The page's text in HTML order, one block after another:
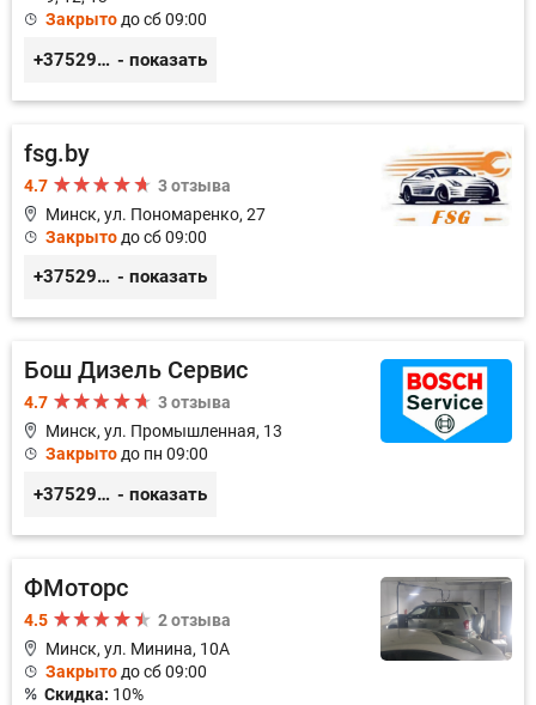
Закрыто до сб 09:00
+375296518100 - показать
fsg.by
4.7
3 отзыва
Минск, ул. Пономаренко, 27
Закрыто до сб 09:00
+375291882338 - показать
Бош Дизель Сервис
4.7
3 отзыва
Минск, ул. Промышленная, 13
Закрыто до пн 09:00
+375296309894 - показать
ФМоторс
4.5
2 отзыва
Минск, ул. Минина, 10А
Закрыто до сб 09:00
Скидка: 10%